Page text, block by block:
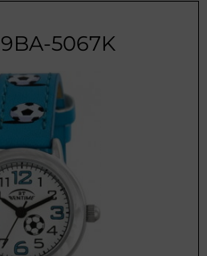
5067K